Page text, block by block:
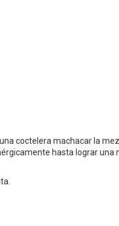
coctelera machacar la
hasta lograr